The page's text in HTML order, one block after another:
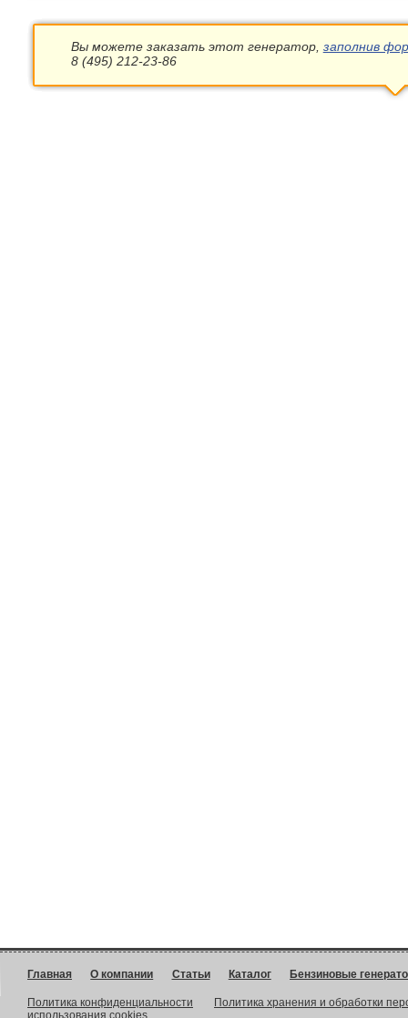
Вы можете заказать этот генератор, заполнив
8 (495) 212-23-86
Главная О компании Статьи Каталог Бензиновые
Политика конфиденциальности
Политика хранения и обработки
использования cookies